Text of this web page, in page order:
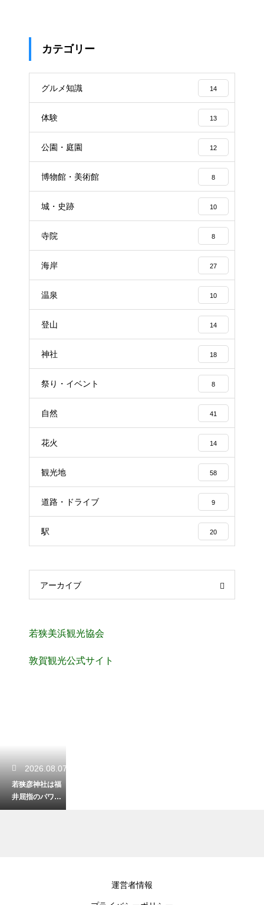
カテゴリー
グルメ知識 14
体験 13
公園・庭園 12
博物館・美術館 8
城・史跡 10
寺院 8
海岸 27
温泉 10
登山 14
神社 18
祭り・イベント 8
自然 41
花火 14
観光地 58
道路・ドライブ 9
駅 20
アーカイブ
若狭美浜観光協会
敦賀観光公式サイト
2026.08.07
若狭彦神社は福
井屈指のパワー
スポット？神秘
運営者情報